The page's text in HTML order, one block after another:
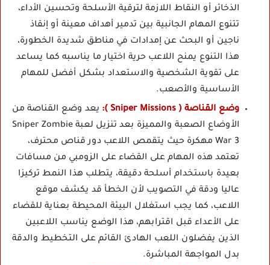
الذخائر أو النقاط اللازمة لترقية الأسلحة وتحسين الأداء،
تتنوع المهام الجانبية بين تدمير أهداف معينة أو إنقاذ
ناجين أو البحث عن إمدادات في مناطق شديدة الخطورة،
هذا التنوع يمنح اللاعب حرية اختيار ما يناسبه كما يساعد
على تقوية الشخصية والاستعداد بشكل أفضل للمهام
الأساسية والأصعب.
وضع القناصة ( Sniper Missions ):
يعد وضع القناصة من
الأوضاع الصعبة والمميزة بعد تنزيل لعبة Sniper Zombie
War 3 مهكرة حيث يتقمص اللاعب دور قناص محترف،
تعتمد هذه المهام على القضاء على الزومبي من مسافات
بعيدة باستخدام أسلحة دقيقة، يتطلب هذا النمط تركيزا
عاليا ودقة في التصويب لأن الخطأ قد يكشف موقع
اللاعب، كما يجب استغلال البيئة المحيطة بعناية للقضاء
على الأعداء قبل اقترابهم، هذا الوضع يناسب اللاعبين
الذين يفضلون اللعب الهادئ القائم على التخطيط والدقة
بدل المواجهة المباشرة.